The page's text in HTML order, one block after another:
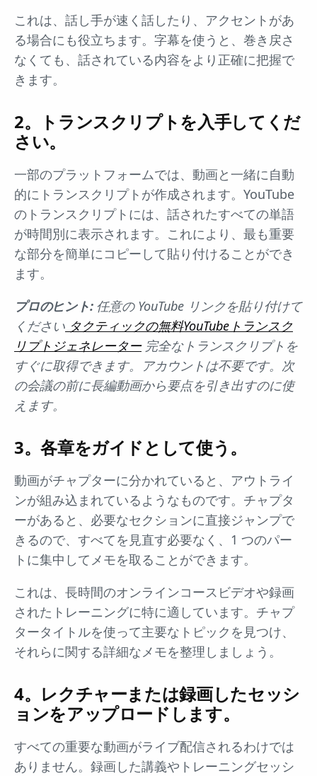
これは、話し手が速く話したり、アクセントがあ
る場合にも役立ちます。字幕を使うと、巻き戻さ
なくても、話されている内容をより正確に把握で
きます。
2。トランスクリプトを入手してくだ
さい。
一部のプラットフォームでは、動画と一緒に自動
的にトランスクリプトが作成されます。YouTube
のトランスクリプトには、話されたすべての単語
が時間別に表示されます。これにより、最も重要
な部分を簡単にコピーして貼り付けることができ
ます。
プロのヒント:任意の YouTube リンクを貼り付けて
ください タクティックの無料YouTubeトランスク
リプトジェネレーター完全なトランスクリプトを
すぐに取得できます。アカウントは不要です。次
の会議の前に長編動画から要点を引き出すのに使
えます。
3。各章をガイドとして使う。
動画がチャプターに分かれていると、アウトライ
ンが組み込まれているようなものです。チャプタ
ーがあると、必要なセクションに直接ジャンプで
きるので、すべてを見直す必要なく、1 つのパー
トに集中してメモを取ることができます。
これは、長時間のオンラインコースビデオや録画
されたトレーニングに特に適しています。チャプ
タータイトルを使って主要なトピックを見つけ、
それらに関する詳細なメモを整理しましょう。
4。レクチャーまたは録画したセッシ
ョンをアップロードします。
すべての重要な動画がライブ配信されるわけでは
ありません。録画した講義やトレーニングセッシ